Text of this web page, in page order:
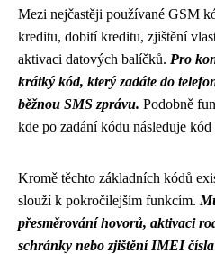
Mezi nejčastěji používané GSM
kreditu, dobití kreditu, zjištění
aktivaci datových balíčků. Pro
krátký kód, který zadáte do
běžnou SMS zprávu. Podobně
kde po zadání kódu následuje
Kromě těchto základních kódů
slouží k pokročilejším funkcím.
přesměrování hovorů, aktivaci
schránky nebo zjištění IMEI